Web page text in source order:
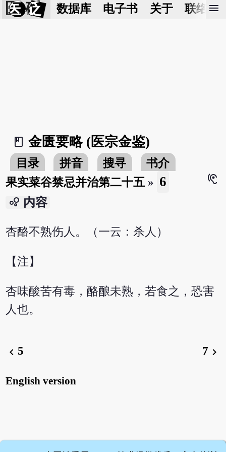
医 砭 数据库 电子书 关于 联络我
menu
book_2
金匮要略 (医宗金鉴)
目录 拼音 搜寻
书介
果实菜谷禁忌并治第二十五 » 6
hearing
bubble_chart 内容
杏酪不熟伤人。（一云：杀人）
【注】
杏味酸苦有毒，酪酿未熟，若食之，恐害
人也。
chevron_left 5 7 chevron_right
English version